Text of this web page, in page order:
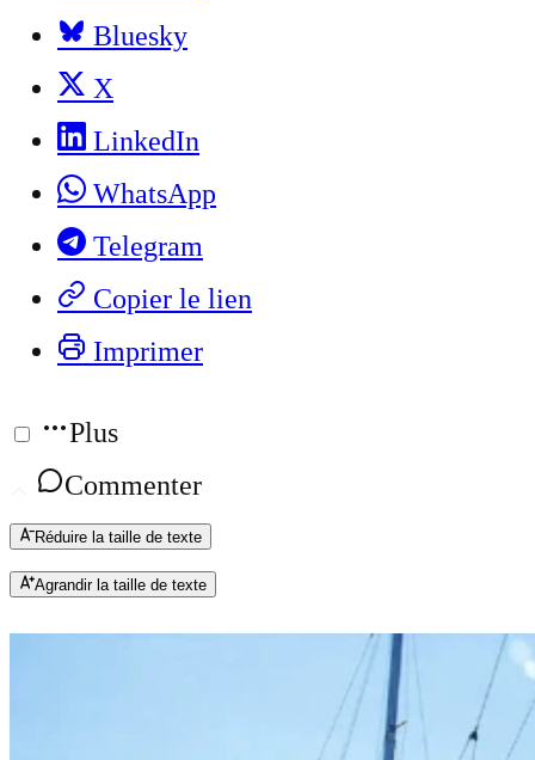
Bluesky
X
LinkedIn
WhatsApp
Telegram
Copier le lien
Imprimer
Plus
Commenter
Réduire la taille de texte
Agrandir la taille de texte